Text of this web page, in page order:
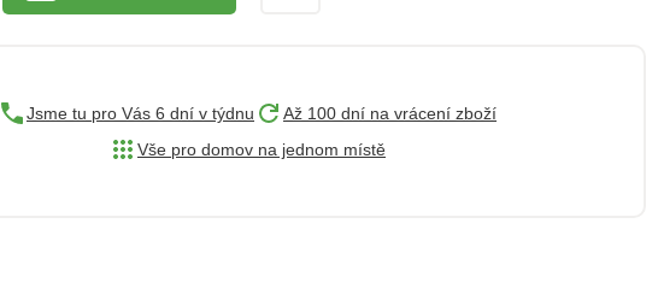
Jsme tu pro Vás 6 dní v týdnu
Až 100 dní na vrácení zboží
Vše pro domov na jednom místě